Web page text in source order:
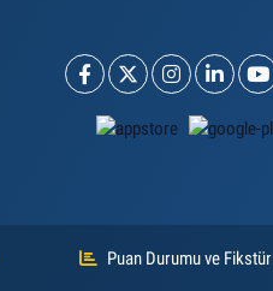
Puan Durumu ve Fikstür